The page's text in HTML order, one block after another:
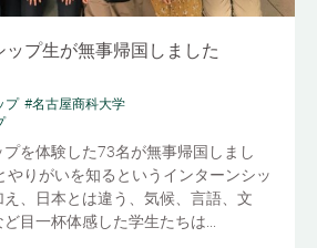
プ生が無事帰国しました
プ #名古屋商科大学
を体験した73名が無事帰国しまし
やりがいを知るというインターンシッ
、日本とは違う、気候、言語、文
目一杯体感した学生たちは...